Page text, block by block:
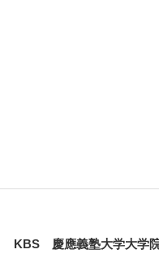
KBS 慶應義塾大学大学